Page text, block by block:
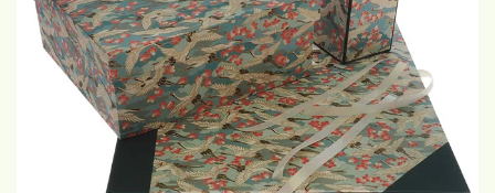
€25,-/€20,-/€12.50
GROTE WEERGAVE